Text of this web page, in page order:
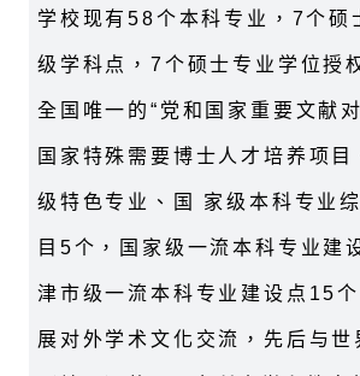
学校现有58个本科专业，7个硕
级学科点，7个硕士专业学位授
全国唯一的“党和国家重要文献
国家特殊需要博士人才培养项目
级特色专业、国 家级本科专业
目5个，国家级一流本科专业建
津市级一流本科专业建设点15
展对外学术文化交流，先后与世